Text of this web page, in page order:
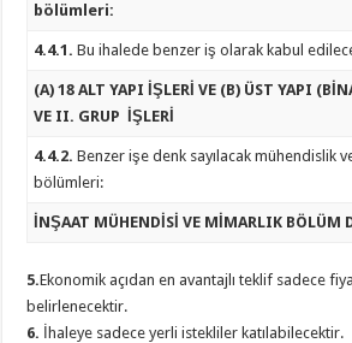
bölümleri:
4.4.1. Bu ihalede benzer iş olarak kabul
(A) 18 ALT YAPI İŞLERİ VE (B) ÜST YAPI
VE II. GRUP İŞLERİ
4.4.2. Benzer işe denk sayılacak mühendislik
bölümleri:
İNŞAAT MÜHENDİSİ VE MİMARLIK BÖLÜM
5.Ekonomik açıdan en avantajlı teklif sadece
belirlenecektir.
6. İhaleye sadece yerli istekliler katılabilecektir.